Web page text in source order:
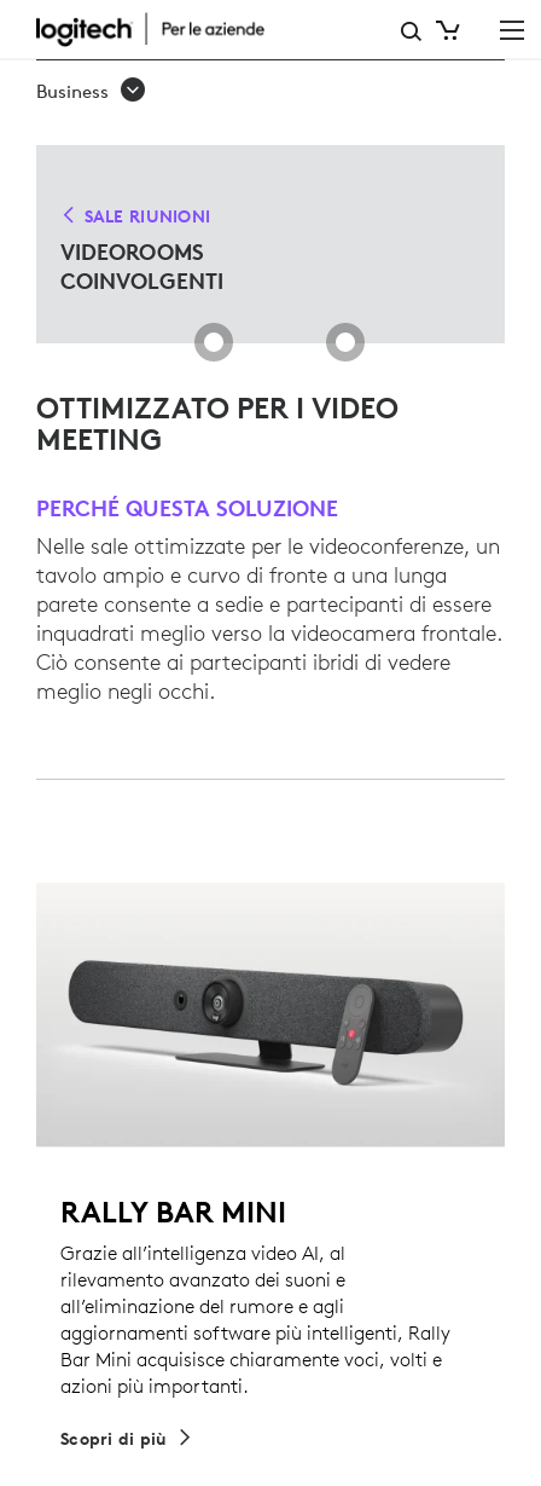
SALE
VIDEO
Business
SALE RIUNIONI
VIDEOROOMS
COINVOLGENTI
OTTIMIZZATO PER I VIDEO
MEETING
PERCHÉ QUESTA SOLUZIONE
Nelle sale ottimizzate per le videoconferenze, un
tavolo ampio e curvo di fronte a una lunga
parete consente a sedie e partecipanti di essere
inquadrati meglio verso la videocamera frontale.
Ciò consente ai partecipanti ibridi di vedere
meglio negli occhi.
RALLY BAR MINI
Grazie all’intelligenza video AI, al
rilevamento avanzato dei suoni e
all’eliminazione del rumore e agli
aggiornamenti software più intelligenti, Rally
Bar Mini acquisisce chiaramente voci, volti e
azioni più importanti.
Scopri di più